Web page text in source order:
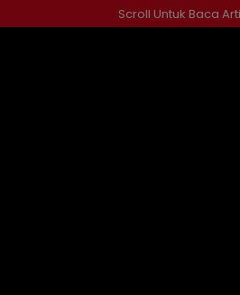
ke
Scroll Untuk Baca